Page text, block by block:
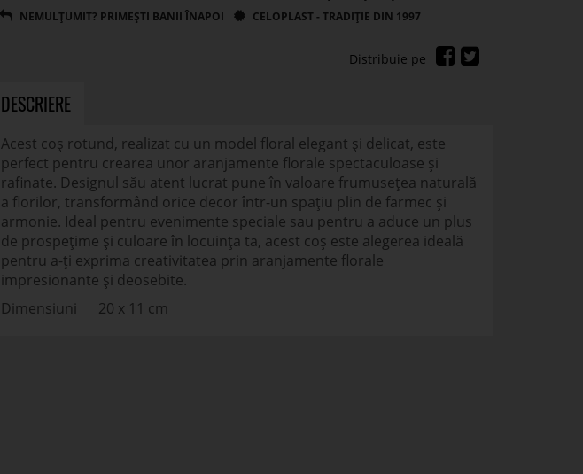
DESCRIERE
Acest coș rotund, realizat cu un model floral elegant și delicat, este
perfect pentru crearea unor aranjamente florale spectaculoase și
rafinate. Designul său atent lucrat pune în valoare frumusețea naturală
a florilor, transformând orice decor într-un spațiu plin de farmec și
armonie. Ideal pentru evenimente speciale sau pentru a aduce un plus
de prospețime și culoare în locuința ta, acest coș este alegerea ideală
pentru a-ți exprima creativitatea prin aranjamente florale
impresionante și deosebite.
Dimensiuni 20 x 11 cm